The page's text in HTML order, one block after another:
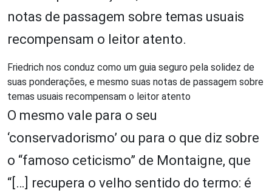
notas de passagem sobre temas usuais
recompensam o leitor atento.
Friedrich nos conduz como um guia seguro pela solidez de
suas ponderações, e mesmo suas notas de passagem sobre
temas usuais recompensam o leitor atento
O mesmo vale para o seu
‘conservadorismo’ ou para o que diz sobre
o “famoso ceticismo” de Montaigne, que
“[…] recupera o velho sentido do termo: é